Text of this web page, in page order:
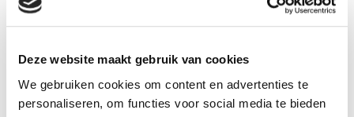
Deze website maakt gebruik van cookies
We gebruiken cookies om content en advertenties te
personaliseren, om functies voor social media te bieden
bereiken op
66of
Keer terug naar
de homepagina